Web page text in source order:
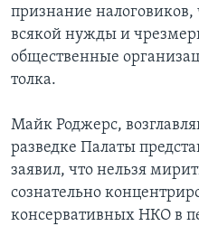
признание налоговиков,
всякой нужды и
общественные
толка.
Майк Роджерс,
разведке Палаты
заявил, что нельзя
сознательно
консервативных НКО в